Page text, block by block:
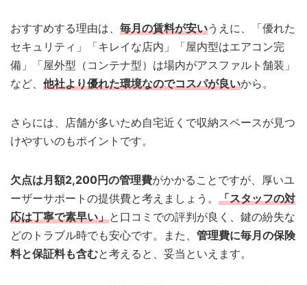
おすすめする理由は、 毎月の賃料が安いうえに、「優れた
セキュリティ」「キレイな店内」「屋内型はエアコン完
備」「屋外型（コンテナ型）は場内がアスファルト舗装」
など、 他社より優れた環境なのでコスパが良いから。
さらには、店舗が多いため自宅近くで収納スペースが見つ
けやすいのもポイントです。
欠点は月額2,200円の管理費がかかることですが、厚いユ
ーザーサポートの提供費と考えましょう。 「スタッフの対
応は丁寧で素早い」と口コミでの評判が良く、鍵の紛失な
どのトラブル時でも安心です。また、 管理費に毎月の保険
料と保証料も含むと考えると、妥当といえます。